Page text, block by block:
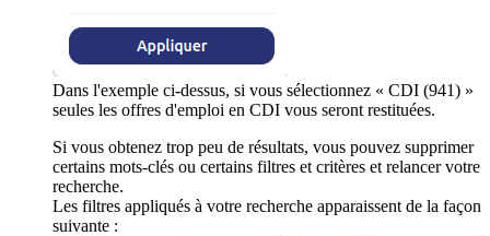
Dans l'exemple ci-dessus, si vous sélectionnez « CDI (941) »
seules les offres d'emploi en CDI vous seront restituées.
Si vous obtenez trop peu de résultats, vous pouvez supprimer
certains mots-clés ou certains filtres et critères et relancer votre
recherche.
Les filtres appliqués à votre recherche apparaissent de la façon
suivante :